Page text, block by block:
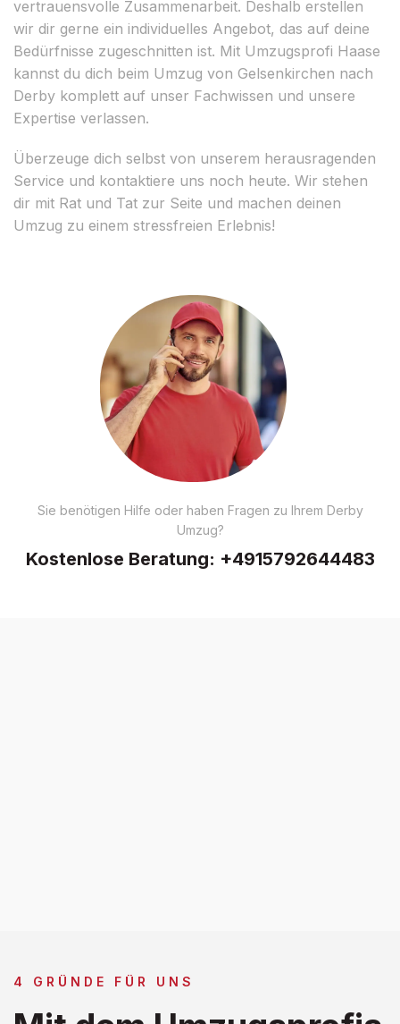
vertrauensvolle Zusammenarbeit. Deshalb erstellen
wir dir gerne ein individuelles Angebot, das auf deine
Bedürfnisse zugeschnitten ist. Mit Umzugsprofi Haase
kannst du dich beim Umzug von Gelsenkirchen nach
Derby komplett auf unser Fachwissen und unsere
Expertise verlassen.
Überzeuge dich selbst von unserem herausragenden
Service und kontaktiere uns noch heute. Wir stehen
dir mit Rat und Tat zur Seite und machen deinen
Umzug zu einem stressfreien Erlebnis!
Sie benötigen Hilfe oder haben Fragen zu Ihrem Derby
Umzug?
Kostenlose Beratung: +4915792644483
4 GRÜNDE FÜR UNS